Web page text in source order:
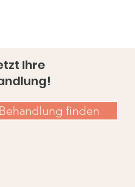
Ihre
finden